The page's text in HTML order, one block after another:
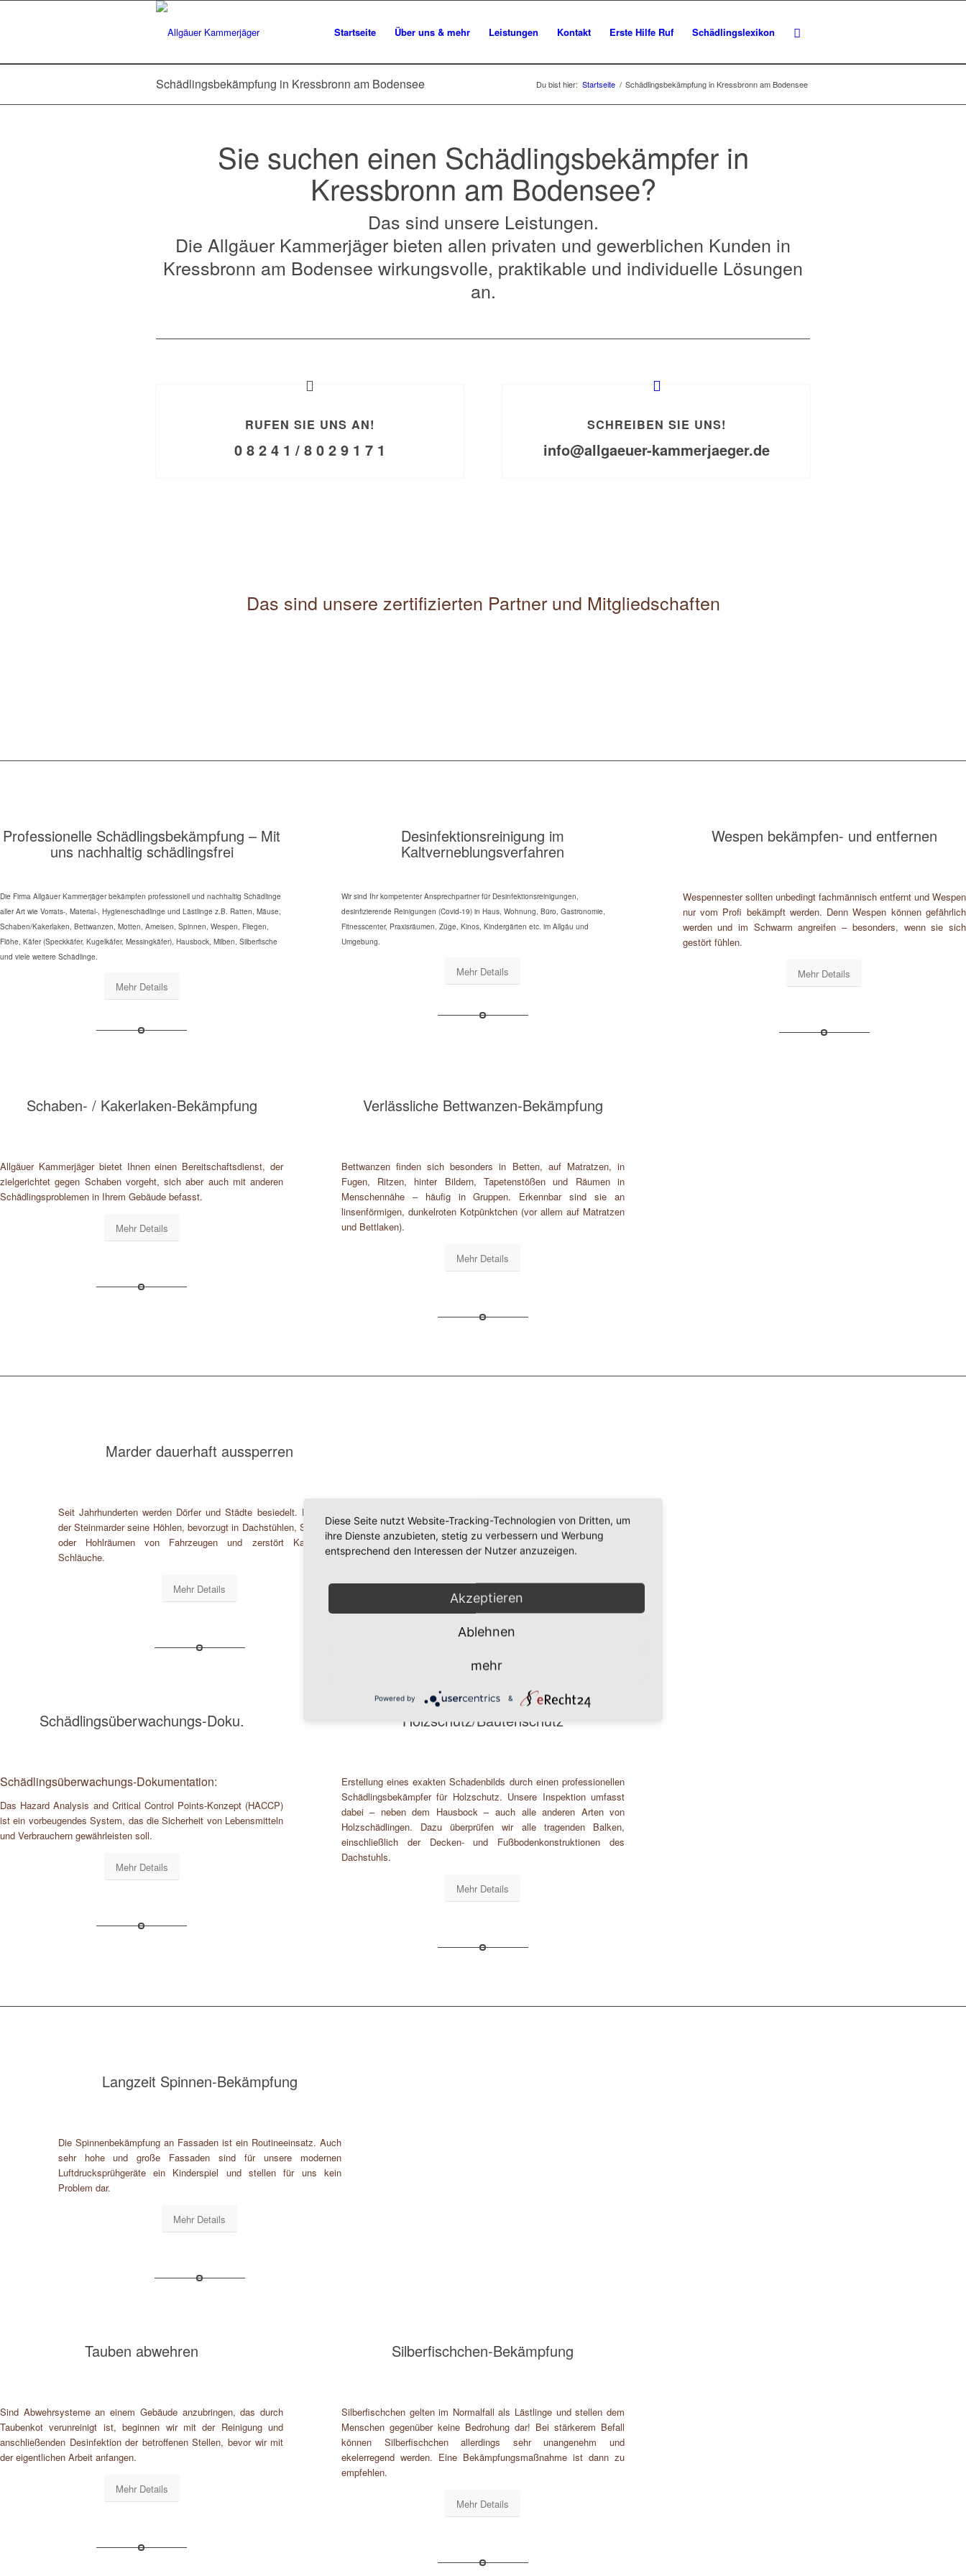
Startseite Über uns & mehr Leistungen Kontakt Erste Hilfe Ruf Schädlingslexikon
Schädlingsbekämpfung in Kressbronn am Bodensee Du bist hier: Startseite / Schädlingsbekämpfung in Kressbronn am Bodensee
Sie suchen einen Schädlingsbekämpfer in
Kressbronn am Bodensee?
Das sind unsere Leistungen.
Die Allgäuer Kammerjäger bieten allen privaten und gewerblichen Kunden in
Kressbronn am Bodensee wirkungsvolle, praktikable und individuelle Lösungen
an.
RUFEN SIE UNS AN!
0 8 2 4 1 / 8 0 2 9 1 7 1
SCHREIBEN SIE UNS!
info@allgaeuer-kammerjaeger.de
Das sind unsere zertifizierten Partner und Mitgliedschaften
Professionelle Schädlingsbekämpfung – Mit
uns nachhaltig schädlingsfrei
Die Firma Allgäuer Kammerjäger bekämpfen professionell und nachhaltig Schädlinge
aller Art wie Vorrats-, Material-, Hygieneschädlinge und Lästlinge z.B. Ratten, Mäuse,
Schaben/Kakerlaken, Bettwanzen, Motten, Ameisen, Spinnen, Wespen, Fliegen,
Flöhe, Käfer (Speckkäfer, Kugelkäfer, Messingkäfer), Hausbock, Milben, Silberfische
und viele weitere Schädlinge.
Mehr Details
Desinfektionsreinigung im
Kaltverneblungsverfahren
Wir sind Ihr kompetenter Ansprechpartner für Desinfektionsreinigungen,
desinfizierende Reinigungen (Covid-19) in Haus, Wohnung, Büro, Gastronomie,
Fitnesscenter, Praxisräumen, Züge, Kinos, Kindergärten etc. im Allgäu und
Umgebung.
Mehr Details
Wespen bekämpfen- und entfernen
Wespennester sollten unbedingt fachmännisch entfernt und Wespen
nur vom Profi bekämpft werden. Denn Wespen können gefährlich
werden und im Schwarm angreifen – besonders, wenn sie sich
gestört fühlen.
Mehr Details
Schaben- / Kakerlaken-Bekämpfung
Allgäuer Kammerjäger bietet Ihnen einen Bereitschaftsdienst, der
zielgerichtet gegen Schaben vorgeht, sich aber auch mit anderen
Schädlingsproblemen in Ihrem Gebäude befasst.
Mehr Details
Verlässliche Bettwanzen-Bekämpfung
Bettwanzen finden sich besonders in Betten, auf Matratzen, in
Fugen, Ritzen, hinter Bildern, Tapetenstößen und Räumen in
Menschennähe – häufig in Gruppen. Erkennbar sind sie an
linsenförmigen, dunkelroten Kotpünktchen (vor allem auf Matratzen
und Bettlaken).
Mehr Details
Marder dauerhaft aussperren
Seit Jahrhunderten werden Dörfer und Städte besiedelt. Dort baut
der Steinmarder seine Höhlen, bevorzugt in Dachstühlen, Scheunen
oder Hohlräumen von Fahrzeugen und zerstört Kabel und
Schläuche.
Mehr Details
Schädlingsüberwachungs-Doku.
Schädlingsüberwachungs-Dokumentation:
Das Hazard Analysis and Critical Control Points-Konzept (HACCP)
ist ein vorbeugendes System, das die Sicherheit von Lebensmitteln
und Verbrauchern gewährleisten soll.
Mehr Details
Holzschutz/Bautenschutz
Erstellung eines exakten Schadenbilds durch einen professionellen
Schädlingsbekämpfer für Holzschutz. Unsere Inspektion umfasst
dabei – neben dem Hausbock – auch alle anderen Arten von
Holzschädlingen. Dazu überprüfen wir alle tragenden Balken,
einschließlich der Decken- und Fußbodenkonstruktionen des
Dachstuhls.
Mehr Details
Langzeit Spinnen-Bekämpfung
Die Spinnenbekämpfung an Fassaden ist ein Routineeinsatz. Auch
sehr hohe und große Fassaden sind für unsere modernen
Luftdrucksprühgeräte ein Kinderspiel und stellen für uns kein
Problem dar.
Mehr Details
Tauben abwehren
Sind Abwehrsysteme an einem Gebäude anzubringen, das durch
Taubenkot verunreinigt ist, beginnen wir mit der Reinigung und
anschließenden Desinfektion der betroffenen Stellen, bevor wir mit
der eigentlichen Arbeit anfangen.
Mehr Details
Silberfischchen-Bekämpfung
Silberfischchen gelten im Normalfall als Lästlinge und stellen dem
Menschen gegenüber keine Bedrohung dar! Bei stärkerem Befall
können Silberfischchen allerdings sehr unangenehm und
ekelerregend werden. Eine Bekämpfungsmaßnahme ist dann zu
empfehlen.
Mehr Details
Diese Seite nutzt Website-Tracking-Technologien von Dritten, um
ihre Dienste anzubieten, stetig zu verbessern und Werbung
entsprechend den Interessen der Nutzer anzuzeigen.
Akzeptieren
Ablehnen
mehr
Powered by &